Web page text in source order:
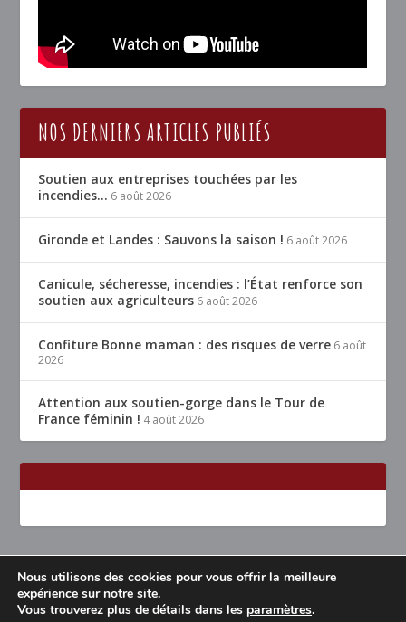
NOS DERNIERS ARTICLES PUBLIÉS
Soutien aux entreprises touchées par les
incendies… 6 août 2026
Gironde et Landes : Sauvons la saison ! 6 août 2026
Canicule, sécheresse, incendies : l’État renforce son
soutien aux agriculteurs 6 août 2026
Confiture Bonne maman : des risques de verre 6 août
2026
Attention aux soutien-gorge dans le Tour de
France féminin ! 4 août 2026
Conçu parElegant Themes | Propulsé parWordPress
Accueil Restaurants Lyon & alentours Mentions légales
Nous utilisons des cookies pour vous offrir la meilleure
expérience sur notre site.
Vous trouverez plus de détails dans les paramètres.